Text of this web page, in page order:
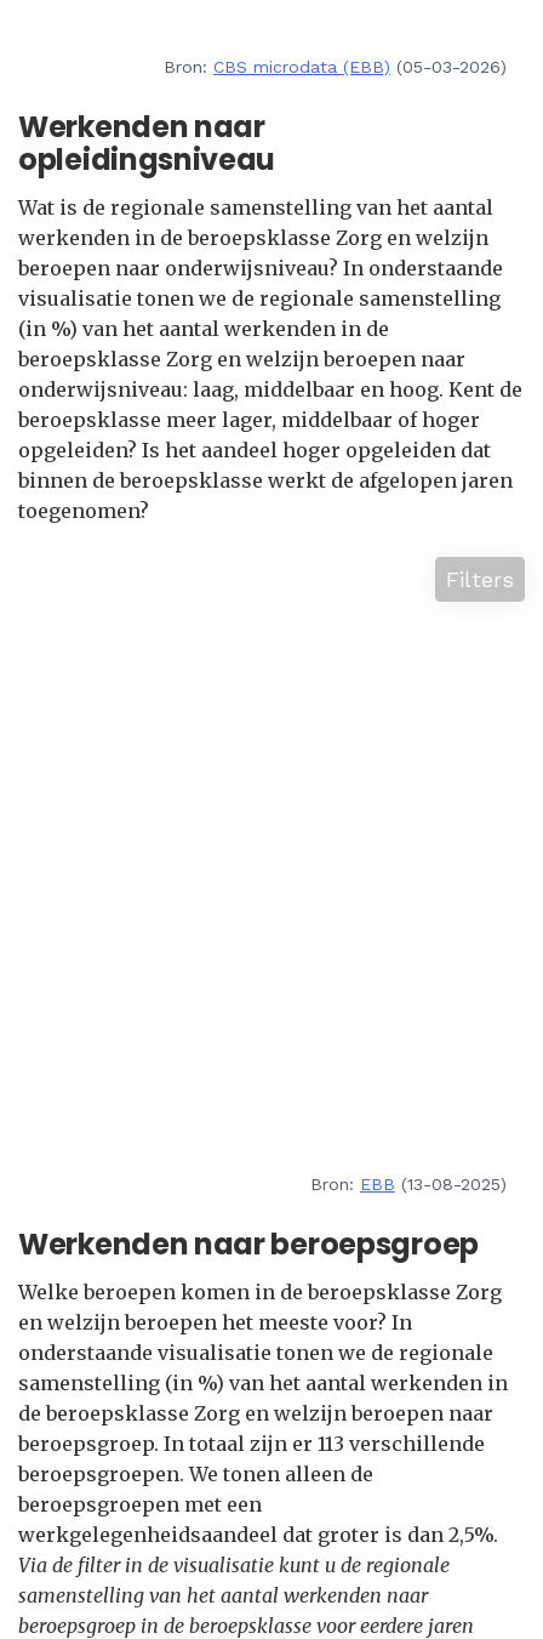
Bron: CBS microdata (EBB) (05-03-2026)
Werkenden naar
opleidingsniveau
Wat is de regionale samenstelling van het aantal
werkenden in de beroepsklasse Zorg en welzijn
beroepen naar onderwijsniveau? In onderstaande
visualisatie tonen we de regionale samenstelling
(in %) van het aantal werkenden in de
beroepsklasse Zorg en welzijn beroepen naar
onderwijsniveau: laag, middelbaar en hoog. Kent de
beroepsklasse meer lager, middelbaar of hoger
opgeleiden? Is het aandeel hoger opgeleiden dat
binnen de beroepsklasse werkt de afgelopen jaren
toegenomen?
Filters
Bron: EBB (13-08-2025)
Werkenden naar beroepsgroep
Welke beroepen komen in de beroepsklasse Zorg
en welzijn beroepen het meeste voor? In
onderstaande visualisatie tonen we de regionale
samenstelling (in %) van het aantal werkenden in
de beroepsklasse Zorg en welzijn beroepen naar
beroepsgroep. In totaal zijn er 113 verschillende
beroepsgroepen. We tonen alleen de
beroepsgroepen met een
werkgelegenheidsaandeel dat groter is dan 2,5%.
Via de filter in de visualisatie kunt u de regionale
samenstelling van het aantal werkenden naar
beroepsgroep in de beroepsklasse voor eerdere jaren